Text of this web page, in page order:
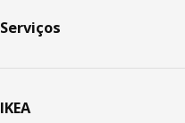
Serviços
IKEA